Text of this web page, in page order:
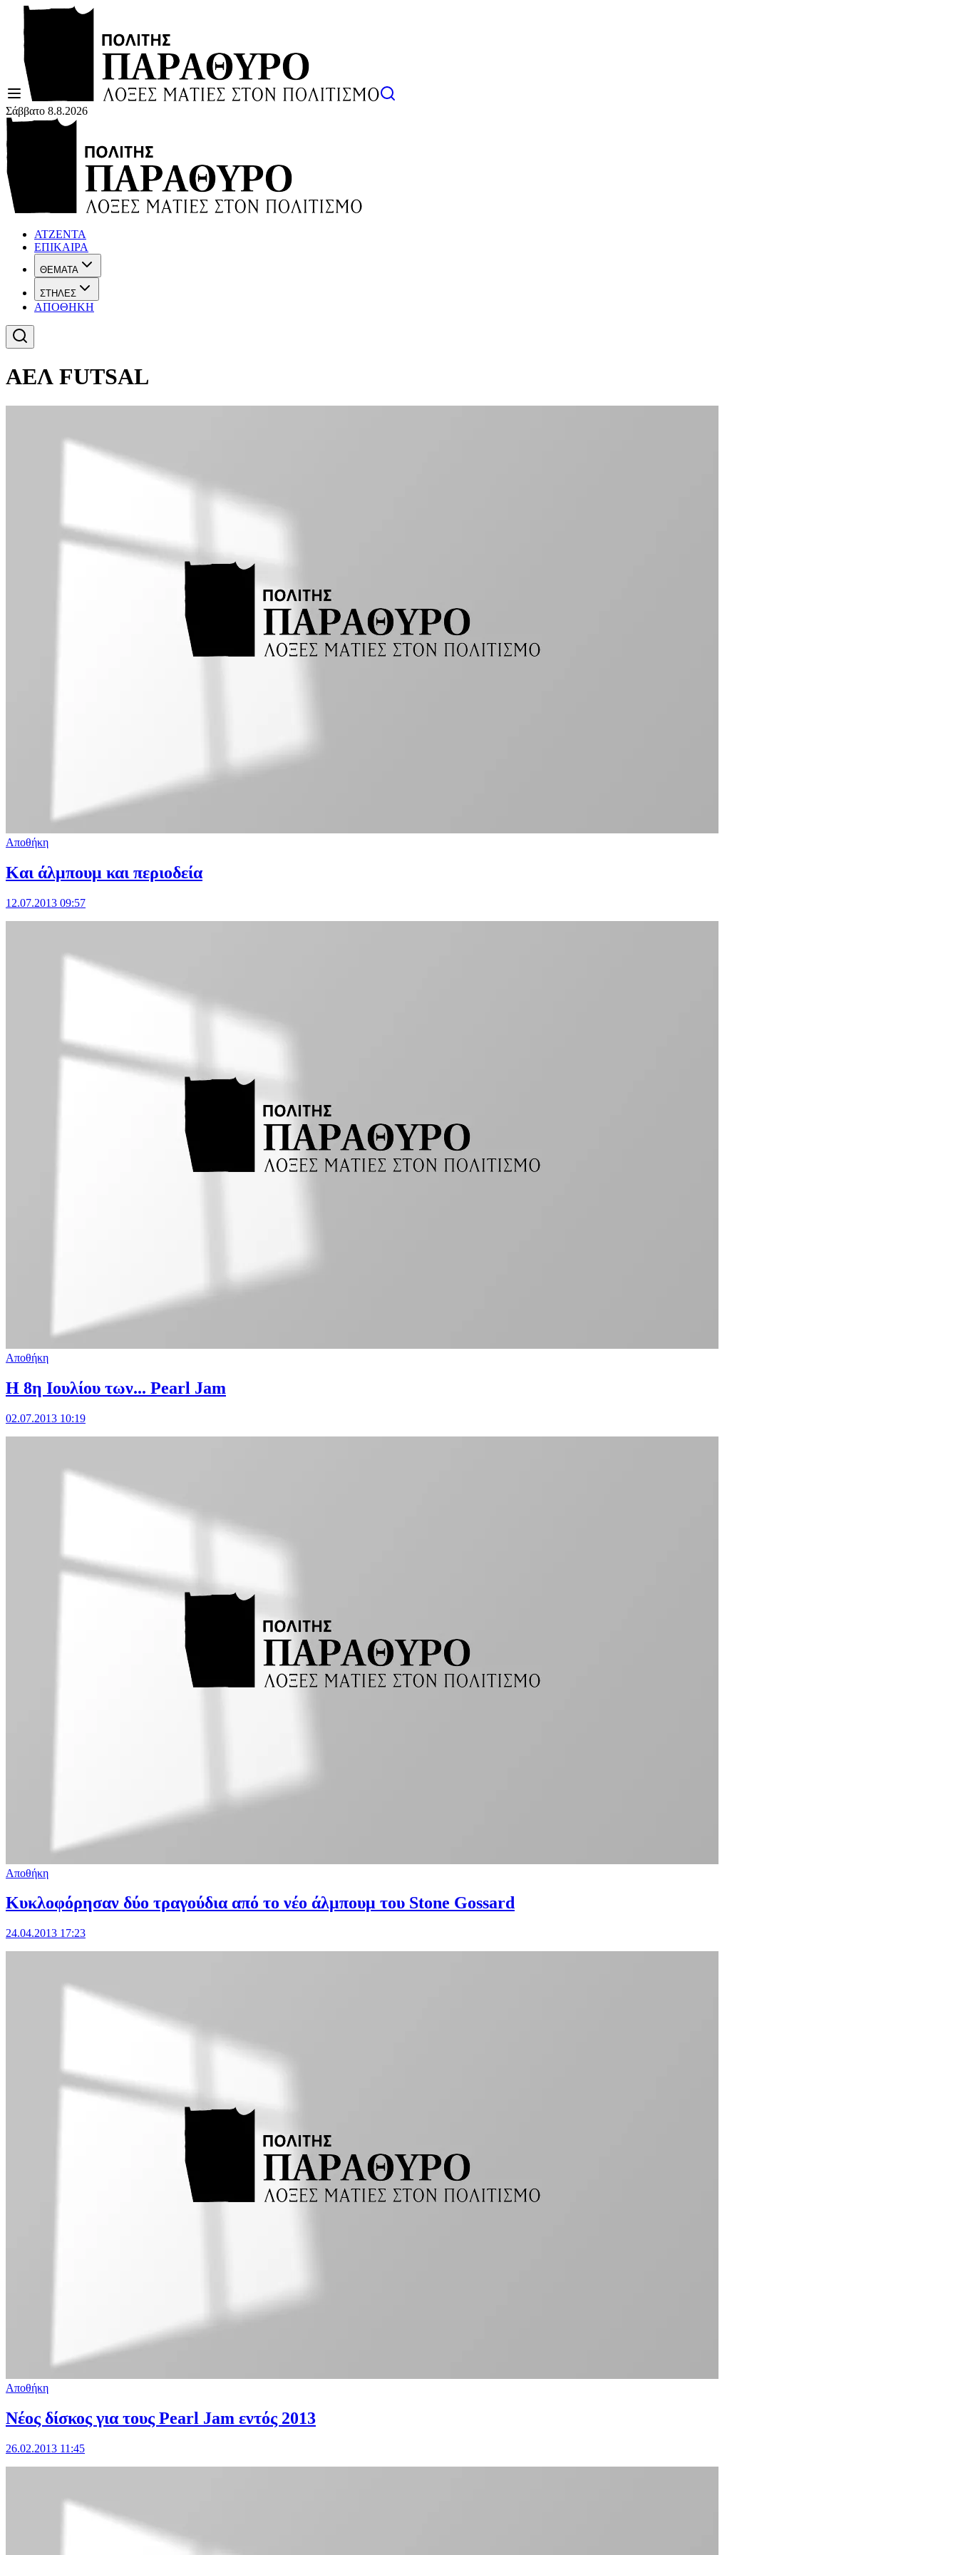
Σάββατο 8.8.2026
ΑΤΖΕΝΤΑ
ΕΠΙΚΑΙΡΑ
ΘΕΜΑΤΑ
ΣΤΗΛΕΣ
ΑΠΟΘΗΚΗ
ΑΕΛ FUTSAL
Αποθήκη
Και άλμπουμ και περιοδεία
12.07.2013 09:57
Αποθήκη
Η 8η Ιουλίου των... Pearl Jam
02.07.2013 10:19
Αποθήκη
Κυκλοφόρησαν δύο τραγούδια από το νέο άλμπουμ του Stone Gossard
24.04.2013 17:23
Αποθήκη
Νέος δίσκος για τους Pearl Jam εντός 2013
26.02.2013 11:45